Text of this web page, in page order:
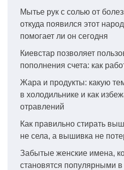
Мытье рук с солью от
откуда появился этот
помогает ли он сегодня
Киевстар позволяет
пополнения счета: как
Жара и продукты: какую
в холодильнике и как
отравлений
Как правильно стирать
не села, а вышивка не
Забытые женские имена,
становятся популярными